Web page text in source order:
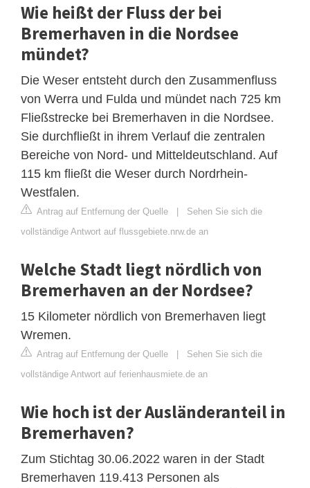
Wie heißt der Fluss der bei
Bremerhaven in die Nordsee
mündet?
Die Weser entsteht durch den Zusammenfluss
von Werra und Fulda und mündet nach 725 km
Fließstrecke bei Bremerhaven in die Nordsee.
Sie durchfließt in ihrem Verlauf die zentralen
Bereiche von Nord- und Mitteldeutschland. Auf
115 km fließt die Weser durch Nordrhein-
Westfalen.
Antrag auf Entfernung der Quelle | Sehen Sie sich die
vollständige Antwort auf flussgebiete.nrw.de an
Welche Stadt liegt nördlich von
Bremerhaven an der Nordsee?
15 Kilometer nördlich von Bremerhaven liegt
Wremen.
Antrag auf Entfernung der Quelle | Sehen Sie sich die
vollständige Antwort auf ferienhausmiete.de an
Wie hoch ist der Ausländeranteil in
Bremerhaven?
Zum Stichtag 30.06.2022 waren in der Stadt
Bremerhaven 119.413 Personen als